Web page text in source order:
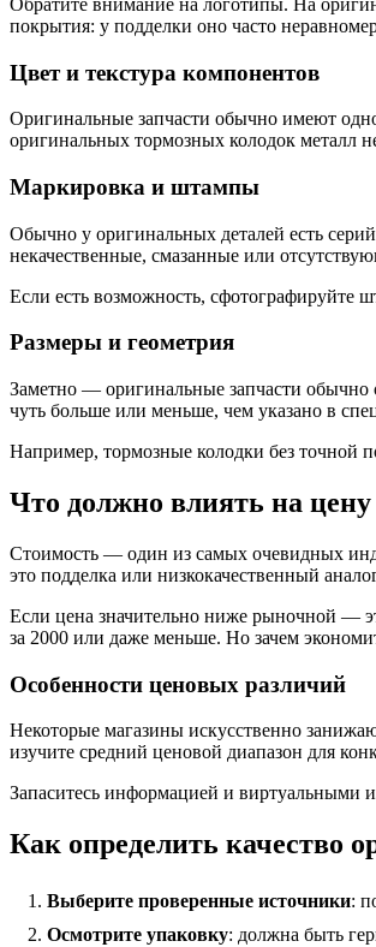
покрытия: у подделки оно часто
Цвет и текстура компонентов
Оригинальные запчасти обычно имеют
оригинальных тормозных колодок металл
Маркировка и штампы
Обычно у оригинальных деталей есть
некачественные, смазанные или
Если есть возможность, сфотографируйте
Размеры и геометрия
Заметно — оригинальные запчасти обычно
чуть больше или меньше, чем указано в
Например, тормозные колодки без точной
Что должно влиять на цену
Стоимость — один из самых очевидных
это подделка или низкокачественный
Если цена значительно ниже рыночной —
за 2000 или даже меньше. Но зачем
Особенности ценовых различий
Некоторые магазины искусственно
изучите средний ценовой диапазон для
Запаситесь информацией и виртуальными
Как определить качество
Выберите проверенные источники:
Осмотрите упаковку: должна быть